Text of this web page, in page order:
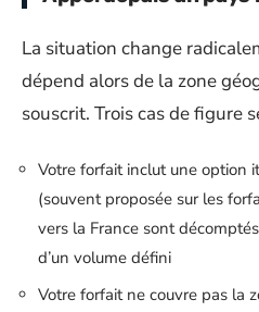
La situation change
dépend alors de la zone
souscrit. Trois cas de figure
Votre forfait inclut une option
(souvent proposée sur les
vers la France sont
d’un volume défini
Votre forfait ne couvre pas la